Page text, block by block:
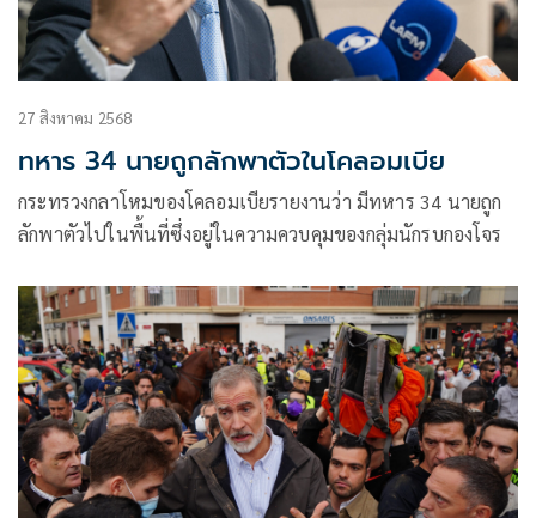
27 สิงหาคม 2568
ทหาร 34 นายถูกลักพาตัวในโคลอมเบีย
กระทรวงกลาโหมของโคลอมเบียรายงานว่า มีทหาร 34 นายถูก
ลักพาตัวไปในพื้นที่ซึ่งอยู่ในความควบคุมของกลุ่มนักรบกองโจร